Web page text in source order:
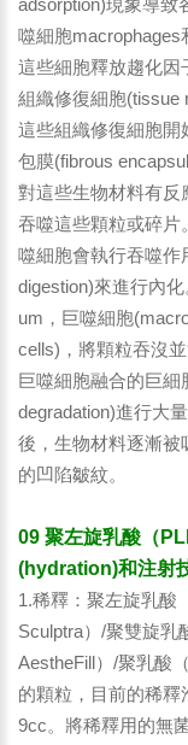
adsorption)現象導致
噬細胞macrophages
這些細胞釋放趨化因
組織修復細胞(tissue
這些組織修復細胞開
包膜(fibrous
對這些生物材料有反
吞噬這些顆粒或碎片
噬細胞會執行吞噬作
digestion)來進行內
um，巨噬細胞
cells)，將顆粒吞沒
巨噬細胞融合的巨細
degradation)進行大
後，生物材料逐漸被
的凹陷皺紋。
09 聚左旋乳酸（
(hydration)和注射
1.稀釋：聚左旋乳酸
Sculptra）/聚雙旋乳
AestheFill）/聚乳酸
的顆粒，目前的稀釋
9cc。將稀釋用的無